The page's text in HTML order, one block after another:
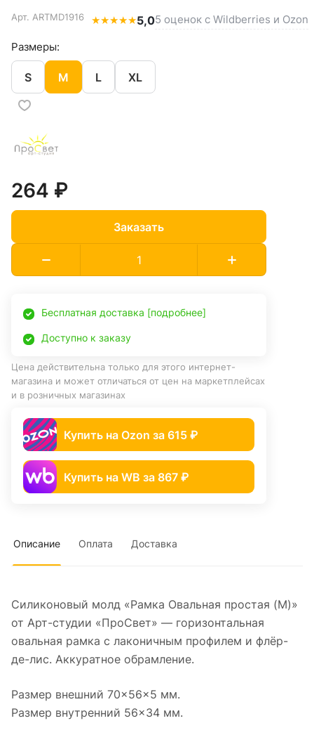
Арт. ARTMD1916 ★★★★★5,05 оценок с Wildberries и Ozon
Размеры:
S M L XL
264 ₽
Заказать
Бесплатная доставка [подробнее]
Доступно к заказу
Цена действительна только для этого интернет-
магазина и может отличаться от цен на маркетплейсах
и в розничных магазинах
Купить на Ozon за 615 ₽
Купить на WB за 867 ₽
Описание Оплата Доставка
Силиконовый молд «Рамка Овальная простая (M)»
от Арт-студии «ПроСвет» — горизонтальная
овальная рамка с лаконичным профилем и флёр-
де-лис. Аккуратное обрамление.
Размер внешний 70×56×5 мм.
Размер внутренний 56×34 мм.